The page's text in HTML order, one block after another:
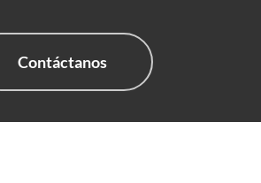
Contáctanos